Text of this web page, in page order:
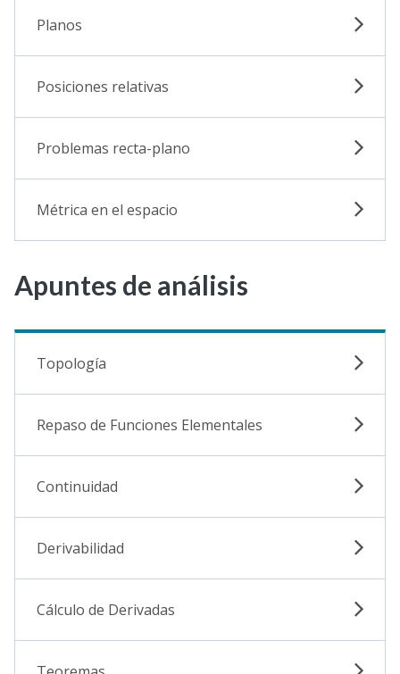
Planos
Posiciones relativas
Problemas recta-plano
Métrica en el espacio
Apuntes de análisis
Topología
Repaso de Funciones Elementales
Continuidad
Derivabilidad
Cálculo de Derivadas